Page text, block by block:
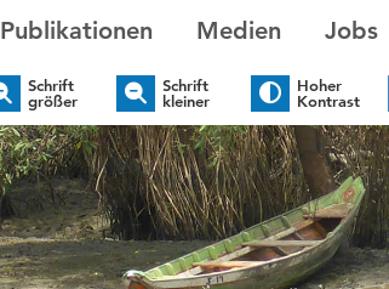
Publikationen Medien Jobs
Schrift
größer
Schrift
kleiner
Hoher
Kontrast